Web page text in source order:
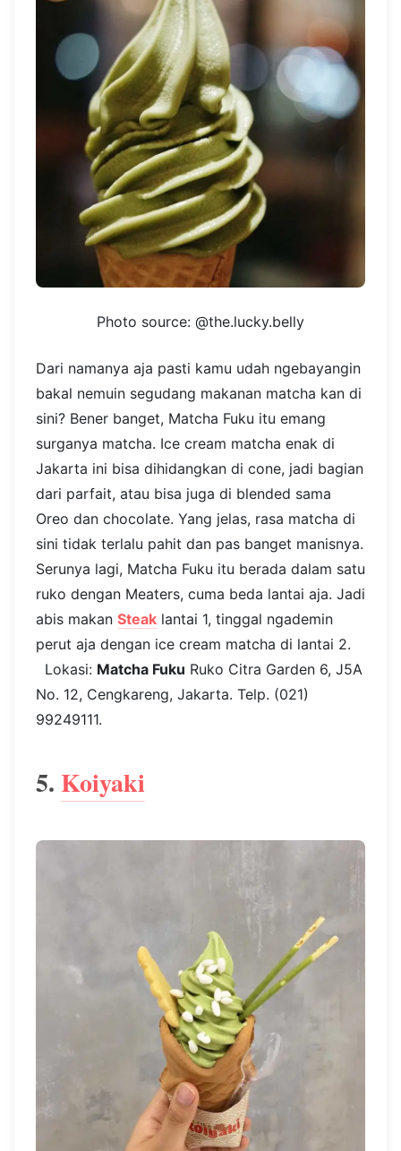
Photo source: @the.lucky.belly
Dari namanya aja pasti kamu udah ngebayangin
bakal nemuin segudang makanan matcha kan di
sini? Bener banget, Matcha Fuku itu emang
surganya matcha. Ice cream matcha enak di
Jakarta ini bisa dihidangkan di cone, jadi bagian
dari parfait, atau bisa juga di blended sama
Oreo dan chocolate. Yang jelas, rasa matcha di
sini tidak terlalu pahit dan pas banget manisnya.
Serunya lagi, Matcha Fuku itu berada dalam satu
ruko dengan Meaters, cuma beda lantai aja. Jadi
abis makan Steak lantai 1, tinggal ngademin
perut aja dengan ice cream matcha di lantai 2.
Lokasi: Matcha Fuku Ruko Citra Garden 6, J5A
No. 12, Cengkareng, Jakarta. Telp. (021)
99249111.
5. Koiyaki